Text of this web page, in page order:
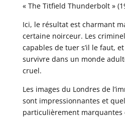
« The Titfield Thunderbolt »
Ici, le résultat est charmant
certaine noirceur. Les
capables de tuer s’il le faut,
survivre dans un monde
cruel.
Les images du Londres de
sont impressionnantes et
particulièrement marquantes